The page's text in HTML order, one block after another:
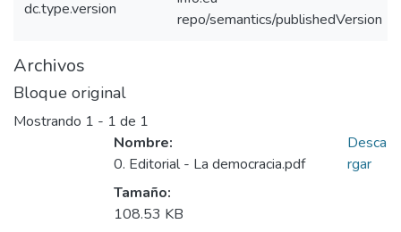
dc.type.version
repo/semantics/publishedVersion
Archivos
Bloque original
Mostrando 1 - 1 de 1
Nombre:
0. Editorial - La democracia.pdf
Tamaño:
108.53 KB
Desca
rgar